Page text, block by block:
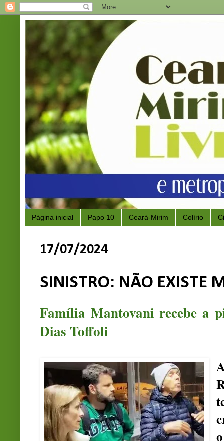
Página inicial Papo 10 Ceará-Mirim Colírio
17/07/2024
SINISTRO: NÃO EXISTE
Família Mantovani recebe a
Dias Toffoli